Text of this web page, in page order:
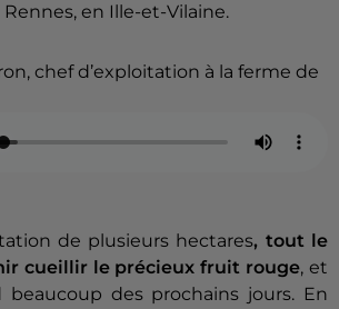
en Ille-et-Vilaine.
chef d’exploitation à la ferme de
de plusieurs hectares, tout le
cueillir le précieux fruit rouge, et
beaucoup des prochains jours. En